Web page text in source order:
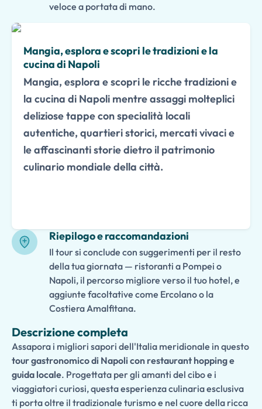
veloce a portata di mano.
Mangia, esplora e scopri le tradizioni e la
cucina di Napoli
Mangia, esplora e scopri le ricche tradizioni e
la cucina di Napoli mentre assaggi molteplici
deliziose tappe con specialità locali
autentiche, quartieri storici, mercati vivaci e
le affascinanti storie dietro il patrimonio
culinario mondiale della città.
Riepilogo e raccomandazioni
Il tour si conclude con suggerimenti per il resto
della tua giornata — ristoranti a Pompei o
Napoli, il percorso migliore verso il tuo hotel, e
aggiunte facoltative come Ercolano o la
Costiera Amalfitana.
Descrizione completa
Assapora i migliori sapori dell'Italia meridionale in questo
tour gastronomico di Napoli con restaurant hopping e
guida locale. Progettata per gli amanti del cibo e i
viaggiatori curiosi, questa esperienza culinaria esclusiva
ti porta oltre il tradizionale turismo e nel cuore della ricca